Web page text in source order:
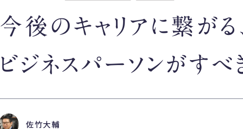
今後のキャリアに繋がる
ビジネスパーソンがすべ
佐竹大輔